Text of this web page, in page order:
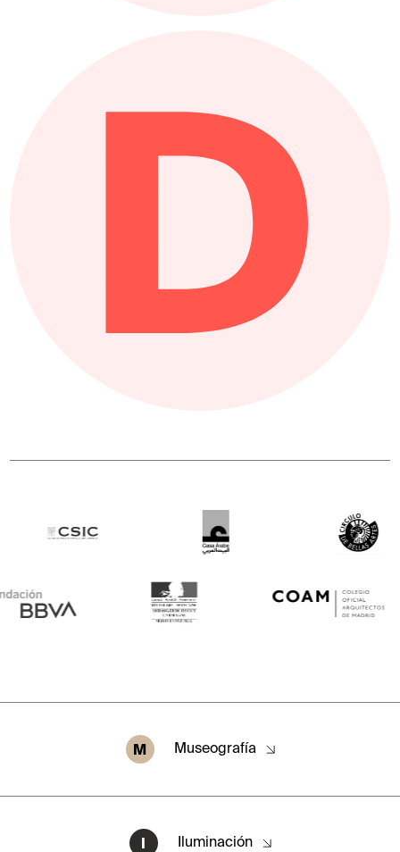
D
Difusión
La plataforma InterventoRED funciona
también como un medio de difusión de
nuestro conocimiento sobre la cultura de
M Museografía
I Iluminación